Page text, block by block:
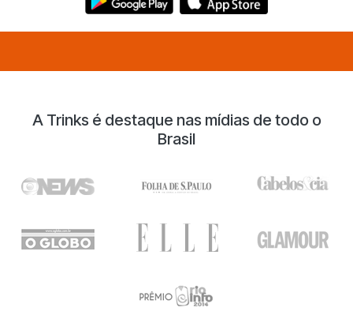
A Trinks é destaque nas mídias de todo o
Brasil